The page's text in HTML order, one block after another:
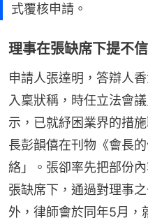
式覆核申請。
理事在張缺席下提不
申請人張達明，答辯人
入稟狀稱，時任立法會
示，已就紓困業界的措
長彭韻僖在刊物《會長
絡」。張卻率先把部份
張缺席下，通過對理事
外，律師會於同年5月，